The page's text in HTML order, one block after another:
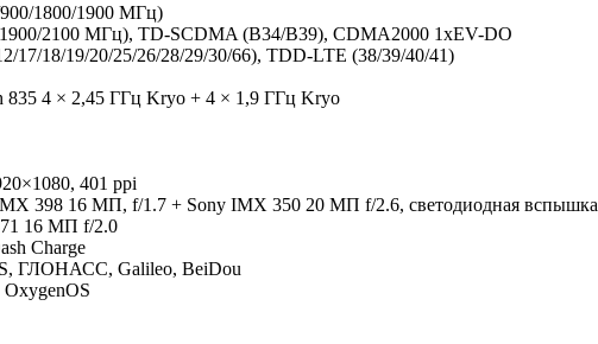
1800/1900 МГц)
2100 МГц), TD-SCDMA (B34/B39), CDMA2000 1xEV-DO
17/18/19/20/25/26/28/29/30/66), TDD-LTE (38/39/40/41)
835 4 × 2,45 ГГц Kryo + 4 × 1,9 ГГц Kryo
401 ppi
398 16 МП, f/1.7 + Sony IMX 350 20 МП f/2.6, светодиодная вспышка
16 МП f/2.0
Charge
ГЛОНАСС, Galileo, BeiDou